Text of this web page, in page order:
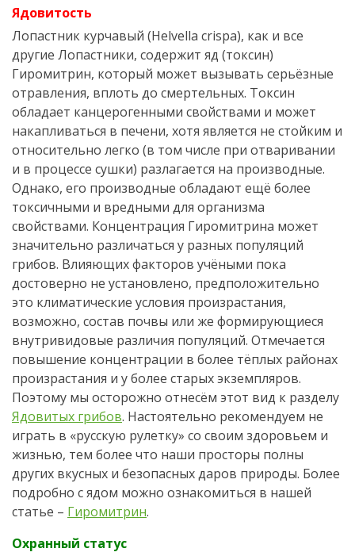
Ядовитость
Лопастник курчавый (Helvella crispa), как и все
другие Лопастники, содержит яд (токсин)
Гиромитрин, который может вызывать серьёзные
отравления, вплоть до смертельных. Токсин
обладает канцерогенными свойствами и может
накапливаться в печени, хотя является не стойким и
относительно легко (в том числе при отваривании
и в процессе сушки) разлагается на производные.
Однако, его производные обладают ещё более
токсичными и вредными для организма
свойствами. Концентрация Гиромитрина может
значительно различаться у разных популяций
грибов. Влияющих факторов учёными пока
достоверно не установлено, предположительно
это климатические условия произрастания,
возможно, состав почвы или же формирующиеся
внутривидовые различия популяций. Отмечается
повышение концентрации в более тёплых районах
произрастания и у более старых экземпляров.
Поэтому мы осторожно отнесём этот вид к разделу
Ядовитых грибов. Настоятельно рекомендуем не
играть в «русскую рулетку» со своим здоровьем и
жизнью, тем более что наши просторы полны
других вкусных и безопасных даров природы. Более
подробно с ядом можно ознакомиться в нашей
статье – Гиромитрин.
Охранный статус